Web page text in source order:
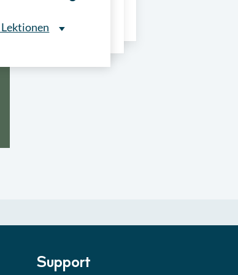
Alle Lektionen
► 3:18 Min
Lektion
Support